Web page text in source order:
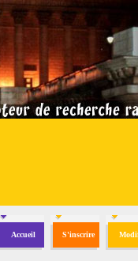
Accueil S'inscrire